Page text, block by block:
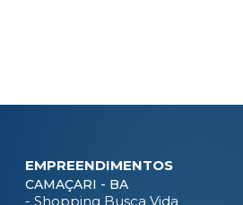
EMPREENDIMENTOS
CAMAÇARI - BA
- Shopping Busca Vida